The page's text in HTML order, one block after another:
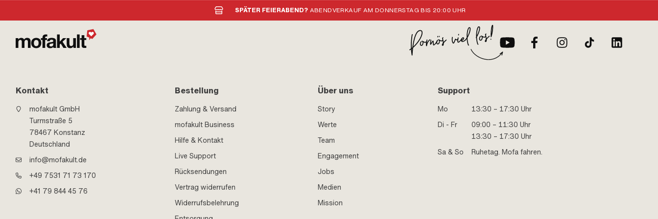
SPÄTER FEIERABEND? ABENDVERKAUF AM DONNERSTAG BIS 20:00 UHR
Kontakt
mofakult GmbH
Turmstraße 5
78467 Konstanz
Deutschland
info@mofakult.de
+49 7531 71 73 170
+41 79 844 45 76
Bestellung
Zahlung & Versand
mofakult Business
Hilfe & Kontakt
Live Support
Rücksendungen
Vertrag widerrufen
Widerrufsbelehrung
Über uns
Story
Werte
Team
Engagement
Jobs
Medien
Mission
Support
Mo
13:30 – 17:30 Uhr
Di - Fr
09:00 – 11:30 Uhr
13:30 – 17:30 Uhr
Sa & So
Ruhetag. Mofa fahren.